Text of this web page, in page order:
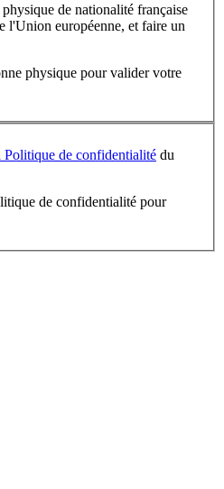
de nationalité française
l'Union européenne, et faire un
physique pour valider votre
Politique de confidentialité du
de confidentialité pour